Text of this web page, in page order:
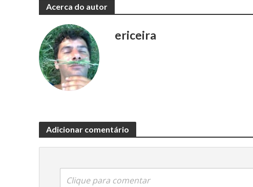
Acerca do autor
ericeira
Adicionar comentário
Clique para comentar